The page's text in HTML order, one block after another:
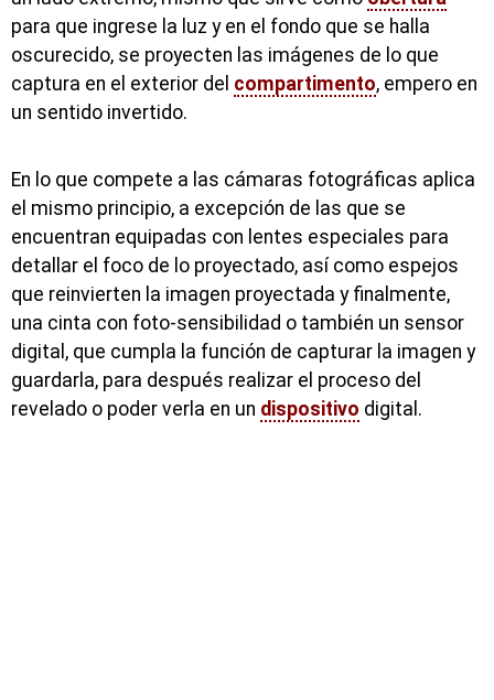
para que ingrese la luz y en el fondo que se halla
oscurecido, se proyecten las imágenes de lo que
captura en el exterior del compartimento, empero en
un sentido invertido.
En lo que compete a las cámaras fotográficas aplica
el mismo principio, a excepción de las que se
encuentran equipadas con lentes especiales para
detallar el foco de lo proyectado, así como espejos
que reinvierten la imagen proyectada y finalmente,
una cinta con foto-sensibilidad o también un sensor
digital, que cumpla la función de capturar la imagen y
guardarla, para después realizar el proceso del
revelado o poder verla en un dispositivo digital.